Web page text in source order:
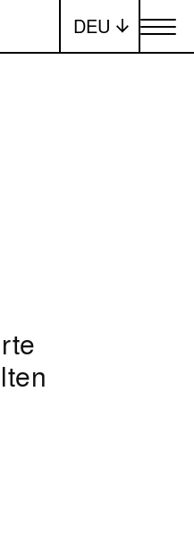
DEU Menü